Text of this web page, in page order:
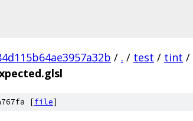
/ . / test / tint /
[file]